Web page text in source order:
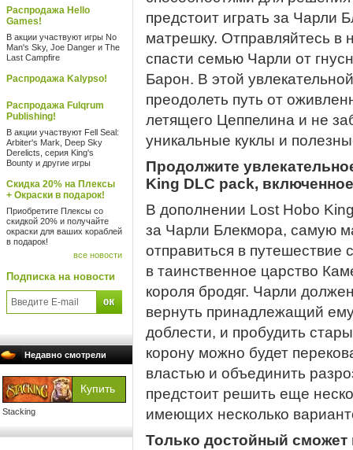
Распродажа Hello
Games!
В акции участвуют игры No
Man's Sky, Joe Danger и The
Last Campfire
Распродажа Kalypso!
Распродажа Fulqrum
Publishing!
В акции участвуют Fell Seal:
Arbiter's Mark, Deep Sky
Derelicts, серия King's
Bounty и другие игры
Скидка 20% на Плексы
+ Окраски в подарок!
Приобретите Плексы со
скидкой 20% и получайте
окраски для ваших кораблей
в подарок!
все новости
Подписка на новости
Недавно смотрели
Stacking
предстоит играть за Чарли
матрешку. Отправляйтесь в
спасти семью Чарли от
Барон. В этой
преодолеть путь от
летящего Цеппелина и не
уникальные куклы и
Продолжите
King DLC pack,
В дополнении Lost Hobo
за Чарли Блекмора, самую
отправиться в путешествие
в таинственное царство
короля бродяг. Чарли
вернуть принадлежащий
доблести, и пробудить
корону можно будет
властью и объединить
предстоит решить еще
имеющих несколько
Только достойный